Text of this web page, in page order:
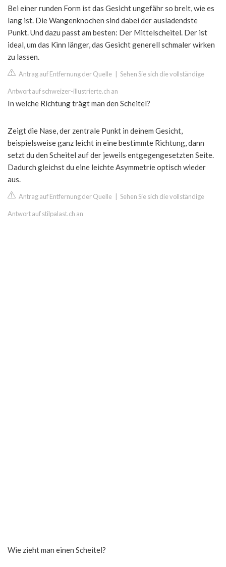
Bei einer runden Form ist das Gesicht ungefähr so breit, wie es
lang ist. Die Wangenknochen sind dabei der ausladendste
Punkt. Und dazu passt am besten: Der Mittelscheitel. Der ist
ideal, um das Kinn länger, das Gesicht generell schmaler wirken
zu lassen.
Antrag auf Entfernung der Quelle Sehen Sie sich die vollständige
Antwort auf schweizer-illustrierte.ch an
In welche Richtung trägt man den Scheitel?
Zeigt die Nase, der zentrale Punkt in deinem Gesicht,
beispielsweise ganz leicht in eine bestimmte Richtung, dann
setzt du den Scheitel auf der jeweils entgegengesetzten Seite.
Dadurch gleichst du eine leichte Asymmetrie optisch wieder
aus.
Antrag auf Entfernung der Quelle Sehen Sie sich die vollständige
Antwort auf stilpalast.ch an
Wie zieht man einen Scheitel?